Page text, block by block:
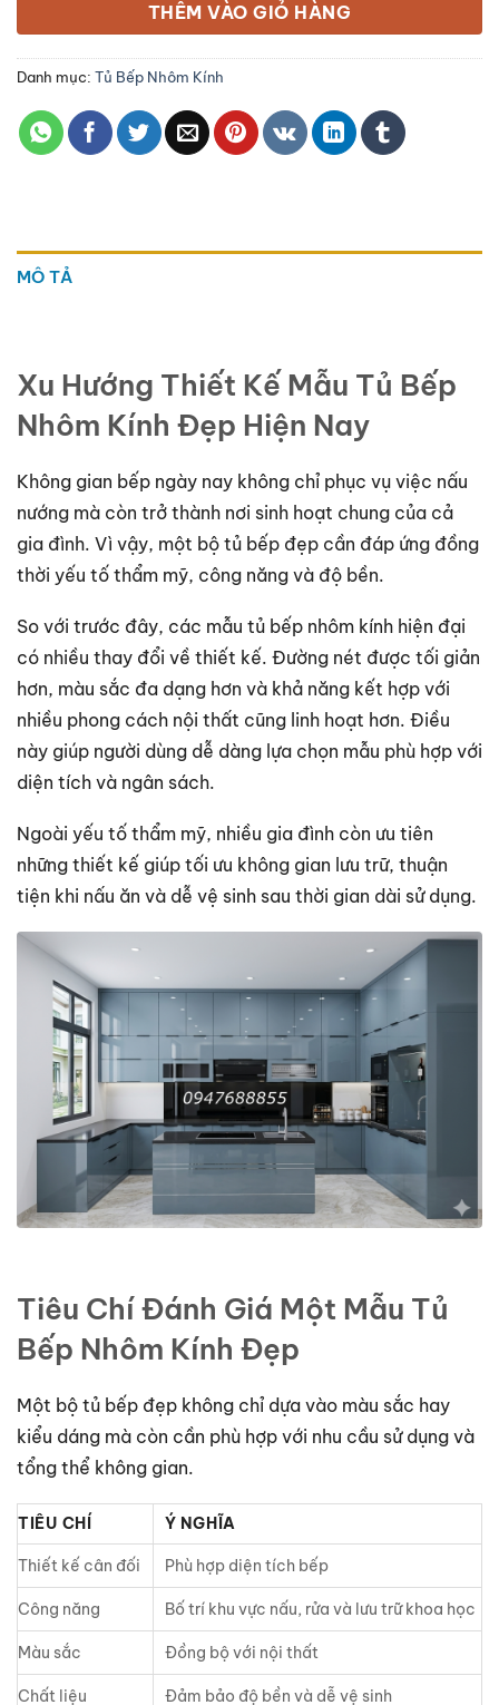
THÊM VÀO GIỎ HÀNG
Danh mục: Tủ Bếp Nhôm Kính
MÔ TẢ
Xu Hướng Thiết Kế Mẫu Tủ Bếp
Nhôm Kính Đẹp Hiện Nay
Không gian bếp ngày nay không chỉ phục vụ việc nấu
nướng mà còn trở thành nơi sinh hoạt chung của cả
gia đình. Vì vậy, một bộ tủ bếp đẹp cần đáp ứng đồng
thời yếu tố thẩm mỹ, công năng và độ bền.
So với trước đây, các mẫu tủ bếp nhôm kính hiện đại
có nhiều thay đổi về thiết kế. Đường nét được tối giản
hơn, màu sắc đa dạng hơn và khả năng kết hợp với
nhiều phong cách nội thất cũng linh hoạt hơn. Điều
này giúp người dùng dễ dàng lựa chọn mẫu phù hợp với
diện tích và ngân sách.
Ngoài yếu tố thẩm mỹ, nhiều gia đình còn ưu tiên
những thiết kế giúp tối ưu không gian lưu trữ, thuận
tiện khi nấu ăn và dễ vệ sinh sau thời gian dài sử dụng.
Tiêu Chí Đánh Giá Một Mẫu Tủ
Bếp Nhôm Kính Đẹp
Một bộ tủ bếp đẹp không chỉ dựa vào màu sắc hay
kiểu dáng mà còn cần phù hợp với nhu cầu sử dụng và
tổng thể không gian.
TIÊU CHÍ Ý NGHĨA
Thiết kế cân đối Phù hợp diện tích bếp
Công năng Bố trí khu vực nấu, rửa và lưu trữ khoa học
Màu sắc Đồng bộ với nội thất
Chất liệu Đảm bảo độ bền và dễ vệ sinh